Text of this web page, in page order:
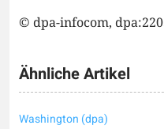
© dpa-infocom,
Ähnliche Artikel
Washington (dpa)